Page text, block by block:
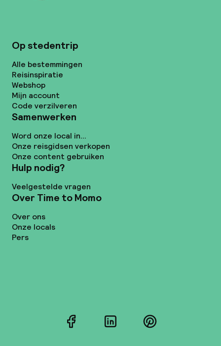
Op stedentrip
Alle bestemmingen
Reisinspiratie
Webshop
Mijn account
Code verzilveren
Samenwerken
Word onze local in...
Onze reisgidsen verkopen
Onze content gebruiken
Hulp nodig?
Veelgestelde vragen
Over Time to Momo
Over ons
Onze locals
Pers
FacebookLinkedInPinterest